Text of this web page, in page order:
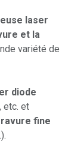
laser
et la
variété de
diode
etc. et
fine